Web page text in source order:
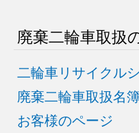
廃棄二輪車取扱
二輪車リサイクル
廃棄二輪車取扱名
お客様のページ